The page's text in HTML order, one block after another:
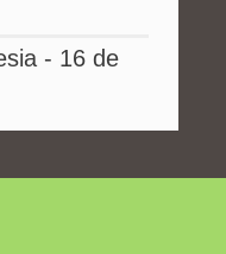
- 16 de